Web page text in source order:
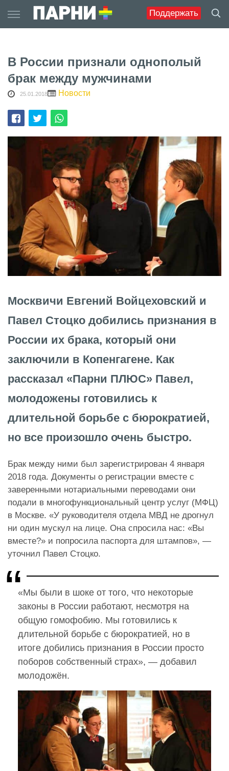
Поддержать
to
content
В России признали однополый
брак между мужчинами
25.01.2018 Новости
Москвичи Евгений Войцеховский и
Павел Стоцко добились признания в
России их брака, который они
заключили в Копенгагене. Как
рассказал «Парни ПЛЮС» Павел,
молодожены готовились к
длительной борьбе с бюрократией,
но все произошло очень быстро.
Брак между ними был зарегистрирован 4 января
2018 года. Документы о регистрации вместе с
заверенными нотариальными переводами они
подали в многофункциональный центр услуг (МФЦ)
в Москве. «У руководителя отдела МВД не дрогнул
ни один мускул на лице. Она спросила нас: «Вы
вместе?» и попросила паспорта для штампов», —
уточнил Павел Стоцко.
«Мы были в шоке от того, что некоторые
законы в России работают, несмотря на
общую гомофобию. Мы готовились к
длительной борьбе с бюрократией, но в
итоге добились признания в России просто
поборов собственный страх», — добавил
молодожён.